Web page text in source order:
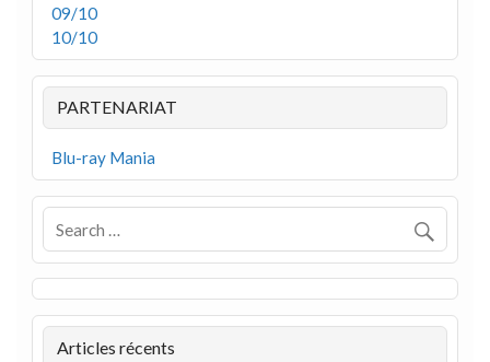
09/10
10/10
PARTENARIAT
Blu-ray Mania
Articles récents